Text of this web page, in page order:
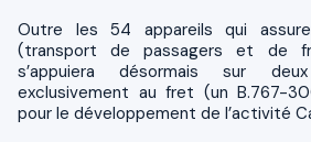
Outre les 54 appareils qui
(transport de passagers et de
s’appuiera désormais sur
exclusivement au fret (un B.767-
pour le développement de l’activité